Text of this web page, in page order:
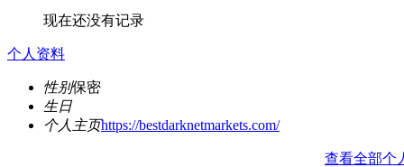
现在还没有记录
个人资料
性别保密
生日
个人主页https://bestdarknetmarkets.com/
查看全部个